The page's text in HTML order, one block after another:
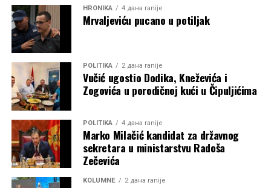
HRONIKA 4 дана ranije
Mrvaljeviću pucano u potiljak
POLITIKA 2 дана ranije
Vučić ugostio Dodika, Kneževića i
Zogovića u porodičnoj kući u Čipuljićima
POLITIKA 4 дана ranije
Marko Milačić kandidat za državnog
sekretara u ministarstvu Radoša
Zečevića
KOLUMNE 2 дана ranije